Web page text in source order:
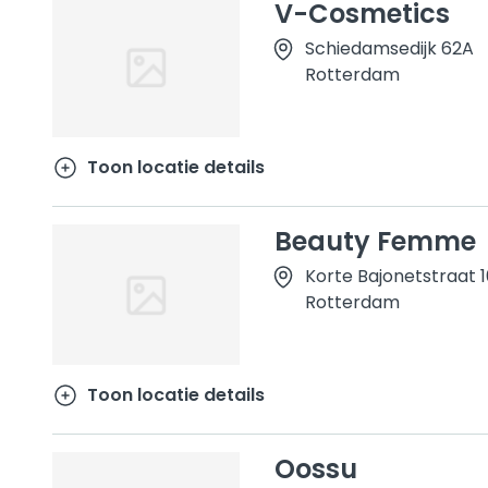
V-Cosmetics
Schiedamsedijk 62A
Rotterdam
Toon locatie details
Beauty Femme
Korte Bajonetstraat
Rotterdam
Toon locatie details
Oossu